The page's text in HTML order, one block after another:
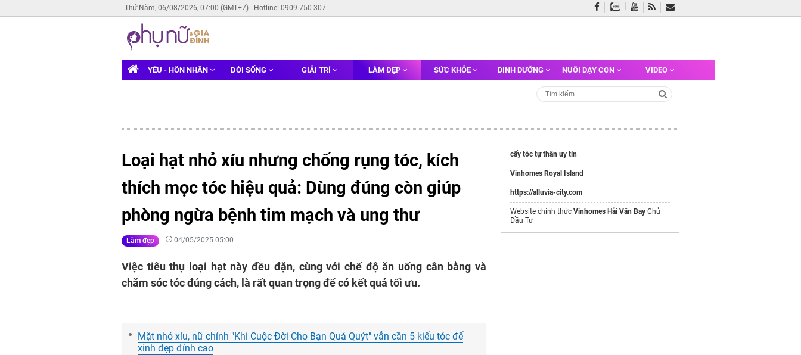
Thứ Năm, 06/08/2026, 07:00 (GMT+7) Hotline: 0909 750 307
YÊU - HÔN NHÂN ĐỜI SỐNG GIẢI TRÍ LÀM ĐẸP SỨC KHỎE DINH DƯỠNG NUÔI DẠY CON VIDEO
Loại hạt nhỏ xíu nhưng chống rụng tóc, kích
thích mọc tóc hiệu quả: Dùng đúng còn giúp
phòng ngừa bệnh tim mạch và ung thư
Làm đẹp 04/05/2025 05:00
Việc tiêu thụ loại hạt này đều đặn, cùng với chế độ ăn uống cân bằng và
chăm sóc tóc đúng cách, là rất quan trọng để có kết quả tối ưu.
Mặt nhỏ xíu, nữ chính "Khi Cuộc Đời Cho Bạn Quả Quýt" vẫn cần 5 kiểu tóc để
xinh đẹp đỉnh cao
cấy tóc tự thân uy tín
Vinhomes Royal Island
https://alluvia-city.com
Website chính thức Vinhomes Hải Vân Bay Chủ
Đầu Tư